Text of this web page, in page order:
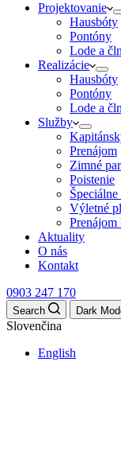
Projektovanie
Hausbóty
Pontóny
Lode a
Realizácie
Hausbóty
Pontóny
Lode a
Služby
Prenájom
Zimné
Poistenie
Výletné
Aktuality
O nás
Kontakt
0903 247 170
Search Dark
Slovenčina
English